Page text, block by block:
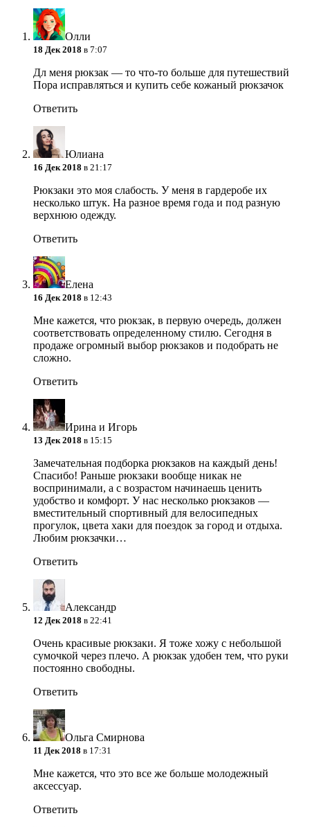
Олли
18 Дек 2018 в 7:07
Дл меня рюкзак — то что-то больше для путешествий
Пора исправляться и купить себе кожаный рюкзачок
Ответить
Юлиана
16 Дек 2018 в 21:17
Рюкзаки это моя слабость. У меня в гардеробе их
несколько штук. На разное время года и под разную
верхнюю одежду.
Ответить
Елена
16 Дек 2018 в 12:43
Мне кажется, что рюкзак, в первую очередь, должен
соответствовать определенному стилю. Сегодня в
продаже огромный выбор рюкзаков и подобрать не
сложно.
Ответить
Ирина и Игорь
13 Дек 2018 в 15:15
Замечательная подборка рюкзаков на каждый день!
Спасибо! Раньше рюкзаки вообще никак не
воспринимали, а с возрастом начинаешь ценить
удобство и комфорт. У нас несколько рюкзаков —
вместительный спортивный для велосипедных
прогулок, цвета хаки для поездок за город и отдыха.
Любим рюкзачки…
Ответить
Александр
12 Дек 2018 в 22:41
Очень красивые рюкзаки. Я тоже хожу с небольшой
сумочкой через плечо. А рюкзак удобен тем, что руки
постоянно свободны.
Ответить
Ольга Смирнова
11 Дек 2018 в 17:31
Мне кажется, что это все же больше молодежный
аксессуар.
Ответить